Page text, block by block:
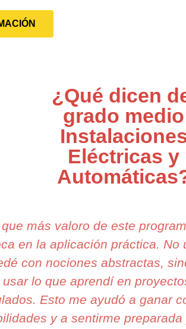
¿Qué dicen
grado medio
Eléctricas y
más valoro de este
en la aplicación práctica. No
con nociones abstractas,
usar lo que aprendí en
Esto me ayudó a ganar
y a sentirme